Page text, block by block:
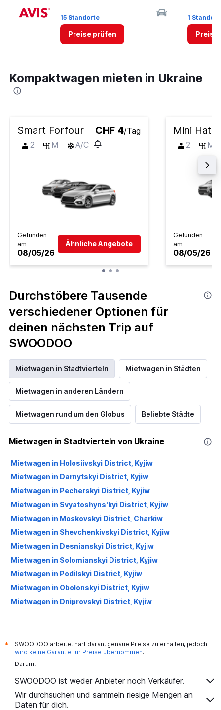
15 Standorte
Preise prüfen
1 Standort
Preise
Kompaktwagen mieten in Ukraine
Smart Forfour CHF 4/Tag
2
M A/C
Gefunden
am
08/05/26
Ähnliche Angebote
Mini
2 M
Gefunden
am
08/05/26
Durchstöbere Tausende
verschiedener Optionen für
deinen nächsten Trip auf
SWOODOO
Mietwagen in Stadtvierteln Mietwagen in Städten
Mietwagen in anderen Ländern
Mietwagen rund um den Globus Beliebte Städte
Mietwagen in Stadtvierteln von Ukraine
Mietwagen in Holosiivskyi District, Kyjiw
Mietwagen in Darnytskyi District, Kyjiw
Mietwagen in Pecherskyi District, Kyjiw
Mietwagen in Svyatoshyns'kyi District, Kyjiw
Mietwagen in Moskovskyi District, Charkiw
Mietwagen in Shevchenkivskyi District, Kyjiw
Mietwagen in Desnianskyi District, Kyjiw
Mietwagen in Solomianskyi District, Kyjiw
Mietwagen in Podilskyi District, Kyjiw
Mietwagen in Obolonskyi District, Kyjiw
Mietwagen in Dniprovskyi District, Kyjiw
*
SWOODOO arbeitet hart daran, genaue Preise zu erhalten, jedoch
wird keine Garantie für Preise übernommen.
Darum:
SWOODOO ist weder Anbieter noch Verkäufer.
Wir durchsuchen und sammeln riesige Mengen an
Daten für dich.